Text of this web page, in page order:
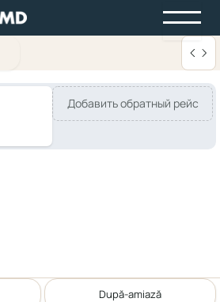
Добавить обратный рейс
După-amiază